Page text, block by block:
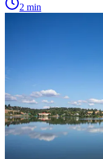
2 min